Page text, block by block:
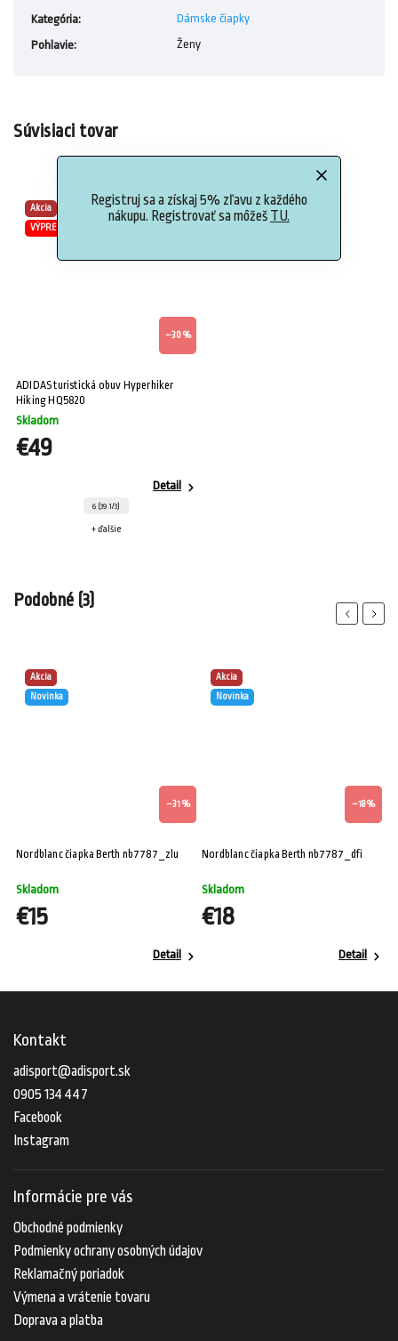
Registruj sa a získaj 5% zľavu z každého
nákupu. Registrovať sa môžeš TU.
Kategória:
Dámske čiapky
Pohlavie: Ženy
Súvisiaci tovar
Akcia
VÝPREDAJ
–30 %
ADIDAS turistická obuv Hyperhiker
Hiking HQ5820
Skladom
€49
Detail
6 (39 1/3)
+ ďalšie
Podobné (3)
Previous
Akcia
Novinka
–31 %
Nordblanc čiapka Berth nb7787_zlu
Skladom
€15
Detail
Akcia
Novinka
–18 %
Nordblanc čiapka Berth nb7787_dfi
Skladom
€18
Detail
Next
Kontakt
adisport@adisport.sk
0905 134 447
Facebook
Instagram
Informácie pre vás
Obchodné podmienky
Podmienky ochrany osobných údajov
Reklamačný poriadok
Výmena a vrátenie tovaru
Doprava a platba